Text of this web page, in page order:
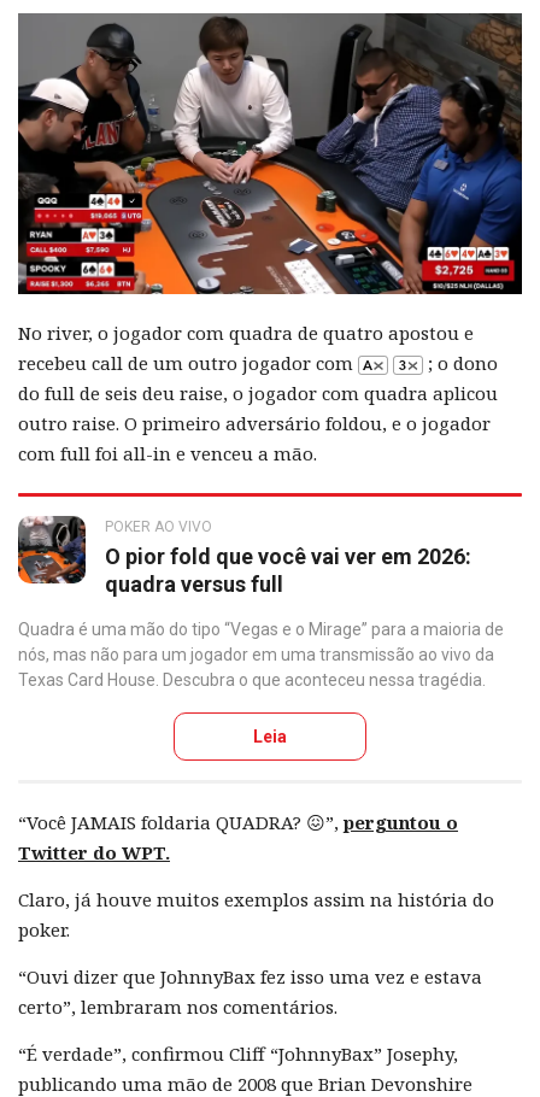
No river, o jogador com quadra de quatro apostou e
recebeu call de um outro jogador com
; o dono
do full de seis deu raise, o jogador com quadra aplicou
outro raise. O primeiro adversário foldou, e o jogador
com full foi all-in e venceu a mão.
POKER AO VIVO
O pior fold que você vai ver em 2026:
quadra versus full
Quadra é uma mão do tipo “Vegas e o Mirage” para a maioria de
nós, mas não para um jogador em uma transmissão ao vivo da
Texas Card House. Descubra o que aconteceu nessa tragédia.
Leia
“Você JAMAIS foldaria QUADRA? 😖”, perguntou o
Twitter do WPT.
Claro, já houve muitos exemplos assim na história do
poker.
“Ouvi dizer que JohnnyBax fez isso uma vez e estava
certo”, lembraram nos comentários.
“É verdade”, confirmou Cliff “JohnnyBax” Josephy,
publicando uma mão de 2008 que Brian Devonshire